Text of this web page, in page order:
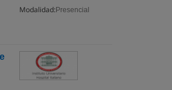
Modalidad: Presencial